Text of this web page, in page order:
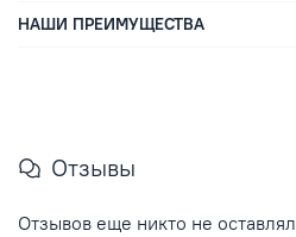
НАШИ ПРЕИМУЩЕСТВА
Отзывы
Отзывов еще никто не оставлял